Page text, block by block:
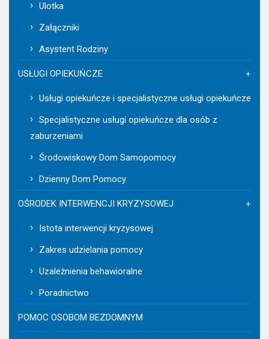
Ulotka
Załączniki
Asystent Rodziny
USŁUGI OPIEKUŃCZE
Usługi opiekuńcze i specjalistyczne usługi opiekuńcze
Specjalistyczne usługi opiekuńcze dla osób z
zaburzeniami
Środowiskowy Dom Samopomocy
Dzienny Dom Pomocy
OŚRODEK INTERWENCJI KRYZYSOWEJ
Istota interwencji kryzysowej
Zakres udzielania pomocy
Uzależnienia behawioralne
Poradnictwo
POMOC OSOBOM BEZDOMNYM